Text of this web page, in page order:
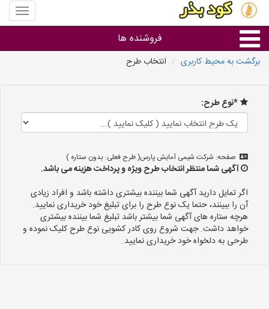
منوی
سایت
بذر
فروشنده ها
استان ها
برگشت به محیط کاربری انتخاب طرح
*نوع طرح:
صفحه: شرکت شیمی آمایش پارس( طرح فعلی: بدون ستاره )
آگهی شما منتظر انتخاب طرح ویژه و پرداخت هزینه می باشد.
اگر تمایل دارید آگهی شما بیننده بیشتری داشته باشد و افراد زیادی
آن را ببینند، حتما یک نوع طرح را برای تبلیغ خود خریداری نمایید.
هرچه ستاره های آگهی شما بیشتر باشد تبلیغ شما بیننده بیشتری
خواهد داشت. جهت شروع روی کادر کشویی نوع طرح کلیک نموده و
طرحی به دلخواه خود خریداری نمایید.